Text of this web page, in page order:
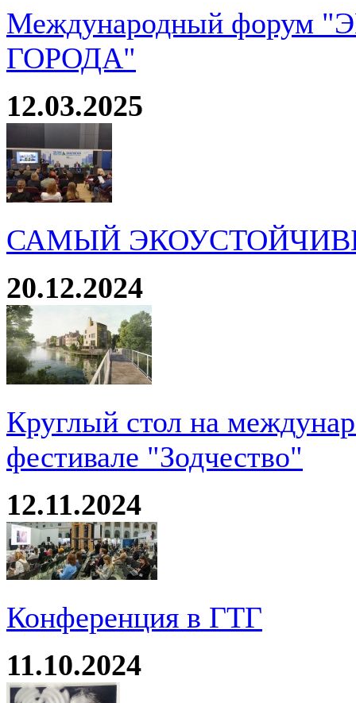
Международный
ГОРОДА"
12.03.2025
САМЫЙ
20.12.2024
Круглый стол на
фестивале "Зодчество"
12.11.2024
Конференция в ГТГ
11.10.2024